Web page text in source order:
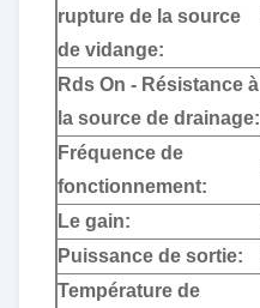
rupture de la source
de vidange:
Rds On - Résistance à
la source de drainage:
Fréquence de
fonctionnement:
Le gain:
Puissance de sortie:
Température de